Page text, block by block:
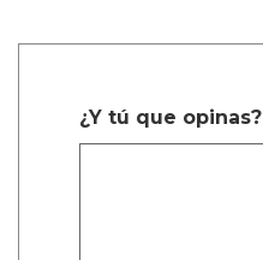
¿Y tú que opinas?